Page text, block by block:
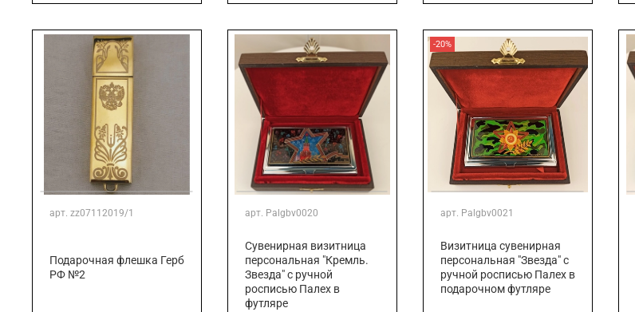
арт. zz07112019/1
Подарочная флешка Герб
РФ №2
арт. Palgbv0020
Сувенирная визитница
персональная "Кремль.
Звезда" с ручной
росписью Палех в
футляре
-20%
арт. Palgbv0021
Визитница сувенирная
персональная "Звезда" с
ручной росписью Палех в
подарочном футляре